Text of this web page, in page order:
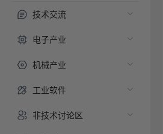
技术交流
电子产业
机械产业
工业软件
非技术讨论区